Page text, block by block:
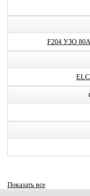
F204 УЗО
Показать все